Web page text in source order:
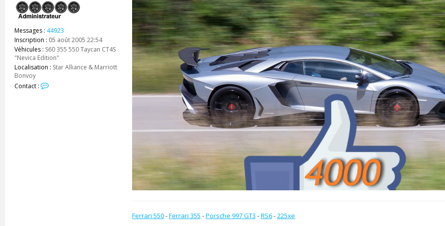
Messages : 44923
Inscription : 05 août 2005 22:54
Véhicules : S60 355 550 Taycan CT4S
"Nevica Edition"
Localisation : Star Alliance & Marriott
Bonvoy
Contact :
Ferrari 550-Ferrari 355 -Porsche 997 GT3 -RS6-225xe